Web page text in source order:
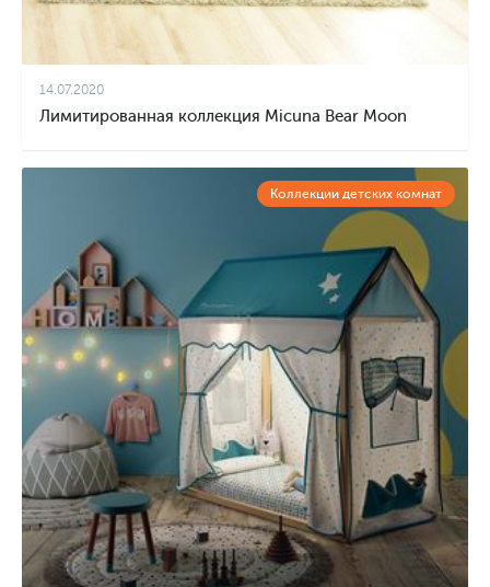
14.07.2020
Лимитированная коллекция Micuna Bear Moon
Коллекции детских комнат